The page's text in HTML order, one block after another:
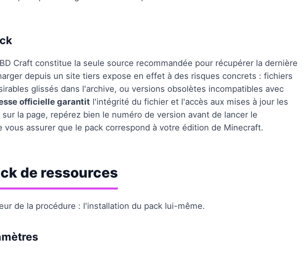
Craft constitue la seule source recommandée pour récupérer la dernière
depuis un site tiers expose en effet à des risques concrets : fichiers
glissés dans l'archive, ou versions obsolètes incompatibles avec
officielle garantit l'intégrité du fichier et l'accès aux mises à jour les
la page, repérez bien le numéro de version avant de lancer le
vous assurer que le pack correspond à votre édition de Minecraft.
de ressources
de la procédure : l'installation du pack lui-même.